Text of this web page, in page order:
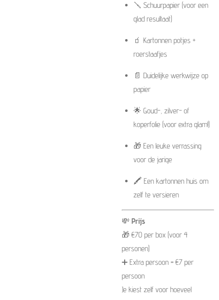
🪛 Schuurpapier (voor een
glad resultaat)
🧃 Kartonnen potjes +
roerstaafjes
📄 Duidelijke werkwijze op
papier
🌟 Goud-, zilver- of
koperfolie (voor extra glam!)
🎁 Een leuke verrassing
voor de jarige
🖍️ Een kartonnen huis om
zelf te versieren
💸 Prijs
🎁 €70 per box (voor 4
personen)
➕ Extra persoon = €7 per
persoon
Je kiest zelf voor hoeveel